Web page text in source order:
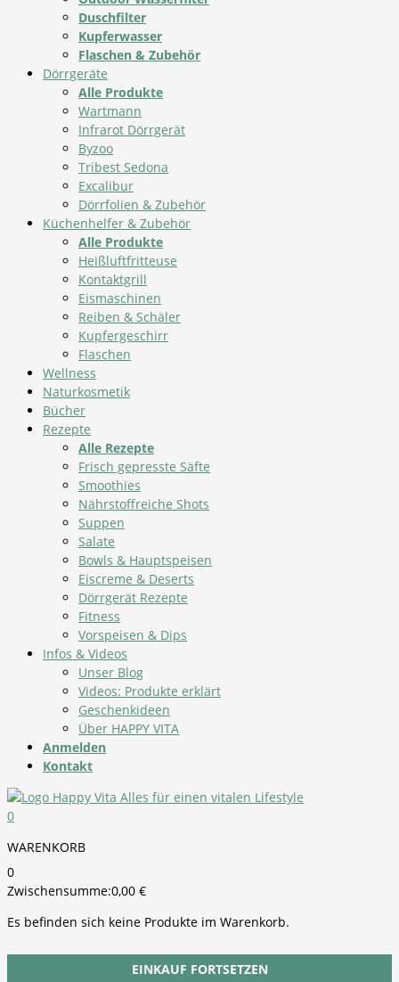
Duschfilter
Kupferwasser
Flaschen & Zubehör
Dörrgeräte
Alle Produkte
Wartmann
Infrarot Dörrgerät
Byzoo
Tribest Sedona
Excalibur
Dörrfolien & Zubehör
Küchenhelfer & Zubehör
Alle Produkte
Heißluftfritteuse
Kontaktgrill
Eismaschinen
Reiben & Schäler
Kupfergeschirr
Flaschen
Wellness
Naturkosmetik
Bücher
Rezepte
Alle Rezepte
Frisch gepresste Säfte
Smoothies
Nährstoffreiche Shots
Suppen
Salate
Bowls & Hauptspeisen
Eiscreme & Deserts
Dörrgerät Rezepte
Fitness
Vorspeisen & Dips
Infos & Videos
Unser Blog
Videos: Produkte erklärt
Geschenkideen
Über HAPPY VITA
Anmelden
Kontakt
0
WARENKORB
0
Zwischensumme:0,00 €
Es befinden sich keine Produkte im Warenkorb.
EINKAUF FORTSETZEN